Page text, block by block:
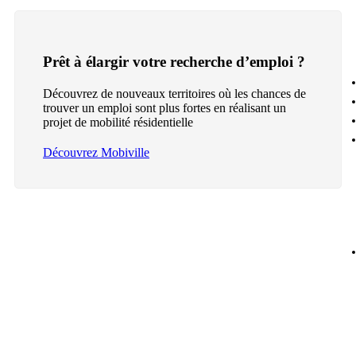
Prêt à élargir votre recherche d’emploi ?
Découvrez de nouveaux territoires où les chances de
trouver un emploi sont plus fortes en réalisant un
projet de mobilité résidentielle
Découvrez Mobiville